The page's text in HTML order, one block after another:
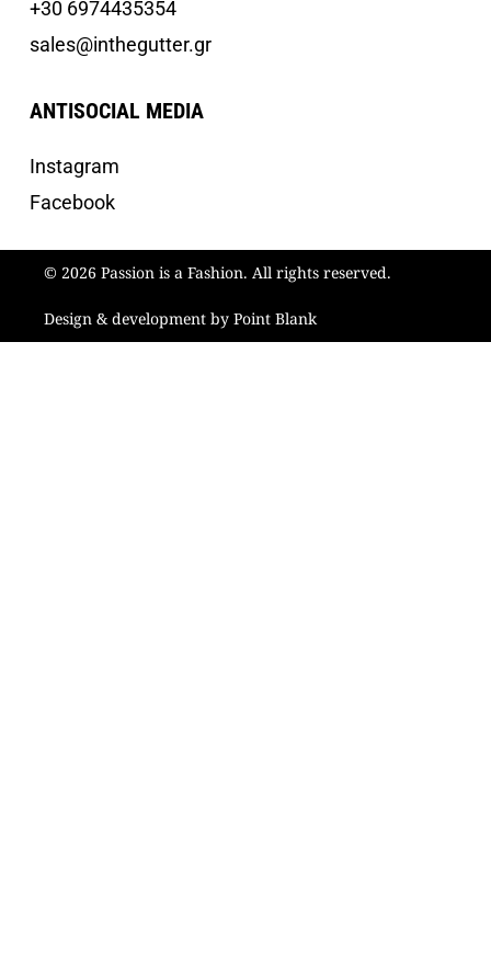
+30 6974435354
sales@inthegutter.gr
ANTISOCIAL MEDIA
Instagram
Facebook
© 2026 Passion is a Fashion. All rights reserved.
Design & development by Point Blank